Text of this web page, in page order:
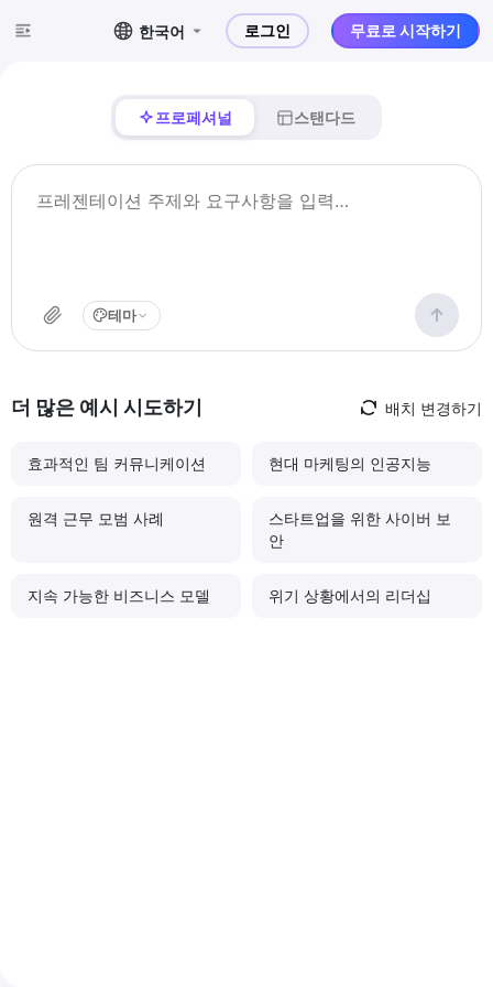
한국어 로그인 무료로 시작하기
프로페셔널 스탠다드
테마
더 많은 예시 시도하기 배치 변경하기
효과적인 팀 커뮤니케이션 현대 마케팅의 인공지능
원격 근무 모범 사례
스타트업을 위한 사이버 보
안
지속 가능한 비즈니스 모델 위기 상황에서의 리더십